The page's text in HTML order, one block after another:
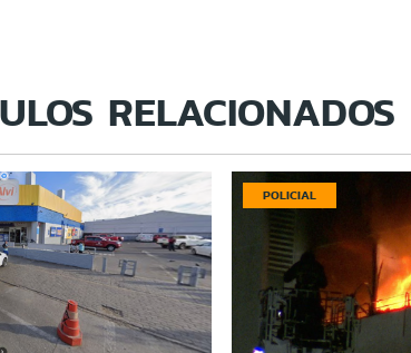
RELACIONADOS
POLICIAL